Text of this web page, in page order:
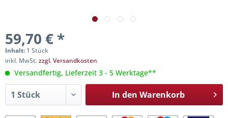
59,70 € *
Inhalt: 1 Stück
inkl. MwSt.zzgl. Versandkosten
Versandfertig, Lieferzeit 3 - 5 Werktage**
In den Warenkorb